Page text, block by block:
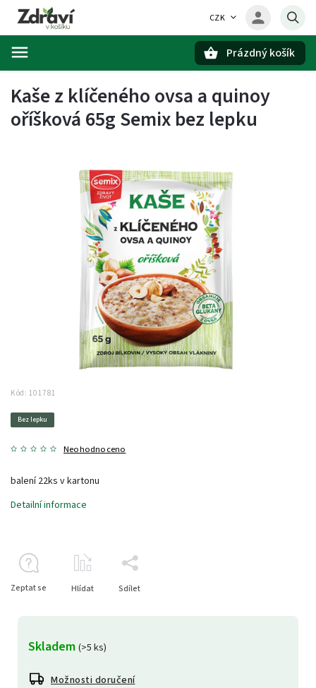
CZK
Prázdný košík
Kaše z klíčeného ovsa a quinoy
oříšková 65g Semix bez lepku
Kód: 101781
Bez lepku
Neohodnoceno
Skladem (>5 ks)
Možnosti doručení
balení 22ks v kartonu
Detailní informace
Zeptat se Hlídat Sdílet